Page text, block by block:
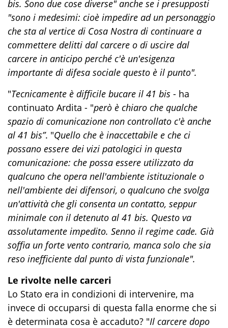
bis. Sono due cose diverse" anche se i presupposti
"sono i medesimi: cioè impedire ad un personaggio
che sta al vertice di Cosa Nostra di continuare a
commettere delitti dal carcere o di uscire dal
carcere in anticipo perché c'è un'esigenza
importante di difesa sociale questo è il punto".
"Tecnicamente è difficile bucare il 41 bis - ha
continuato Ardita - "però è chiaro che qualche
spazio di comunicazione non controllato c'è anche
al 41 bis”. "Quello che è inaccettabile e che ci
possano essere dei vizi patologici in questa
comunicazione: che possa essere utilizzato da
qualcuno che opera nell'ambiente istituzionale o
nell'ambiente dei difensori, o qualcuno che svolga
un'attività che gli consenta un contatto, seppur
minimale con il detenuto al 41 bis. Questo va
assolutamente impedito. Senno il regime cade. Già
soffia un forte vento contrario, manca solo che sia
reso inefficiente dal punto di vista funzionale".
Le rivolte nelle carceri
Lo Stato era in condizioni di intervenire, ma
invece di occuparsi di questa falla enorme che si
è determinata cosa è accaduto? "Il carcere dopo